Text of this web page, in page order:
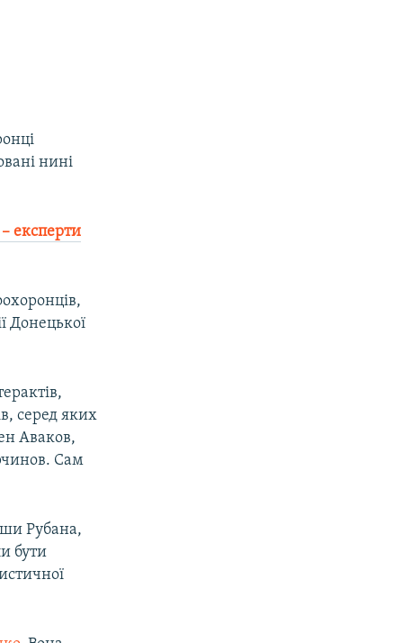
нині
експерти
Донецької
серед яких
Аваков,
Сам
Рубана,
бути